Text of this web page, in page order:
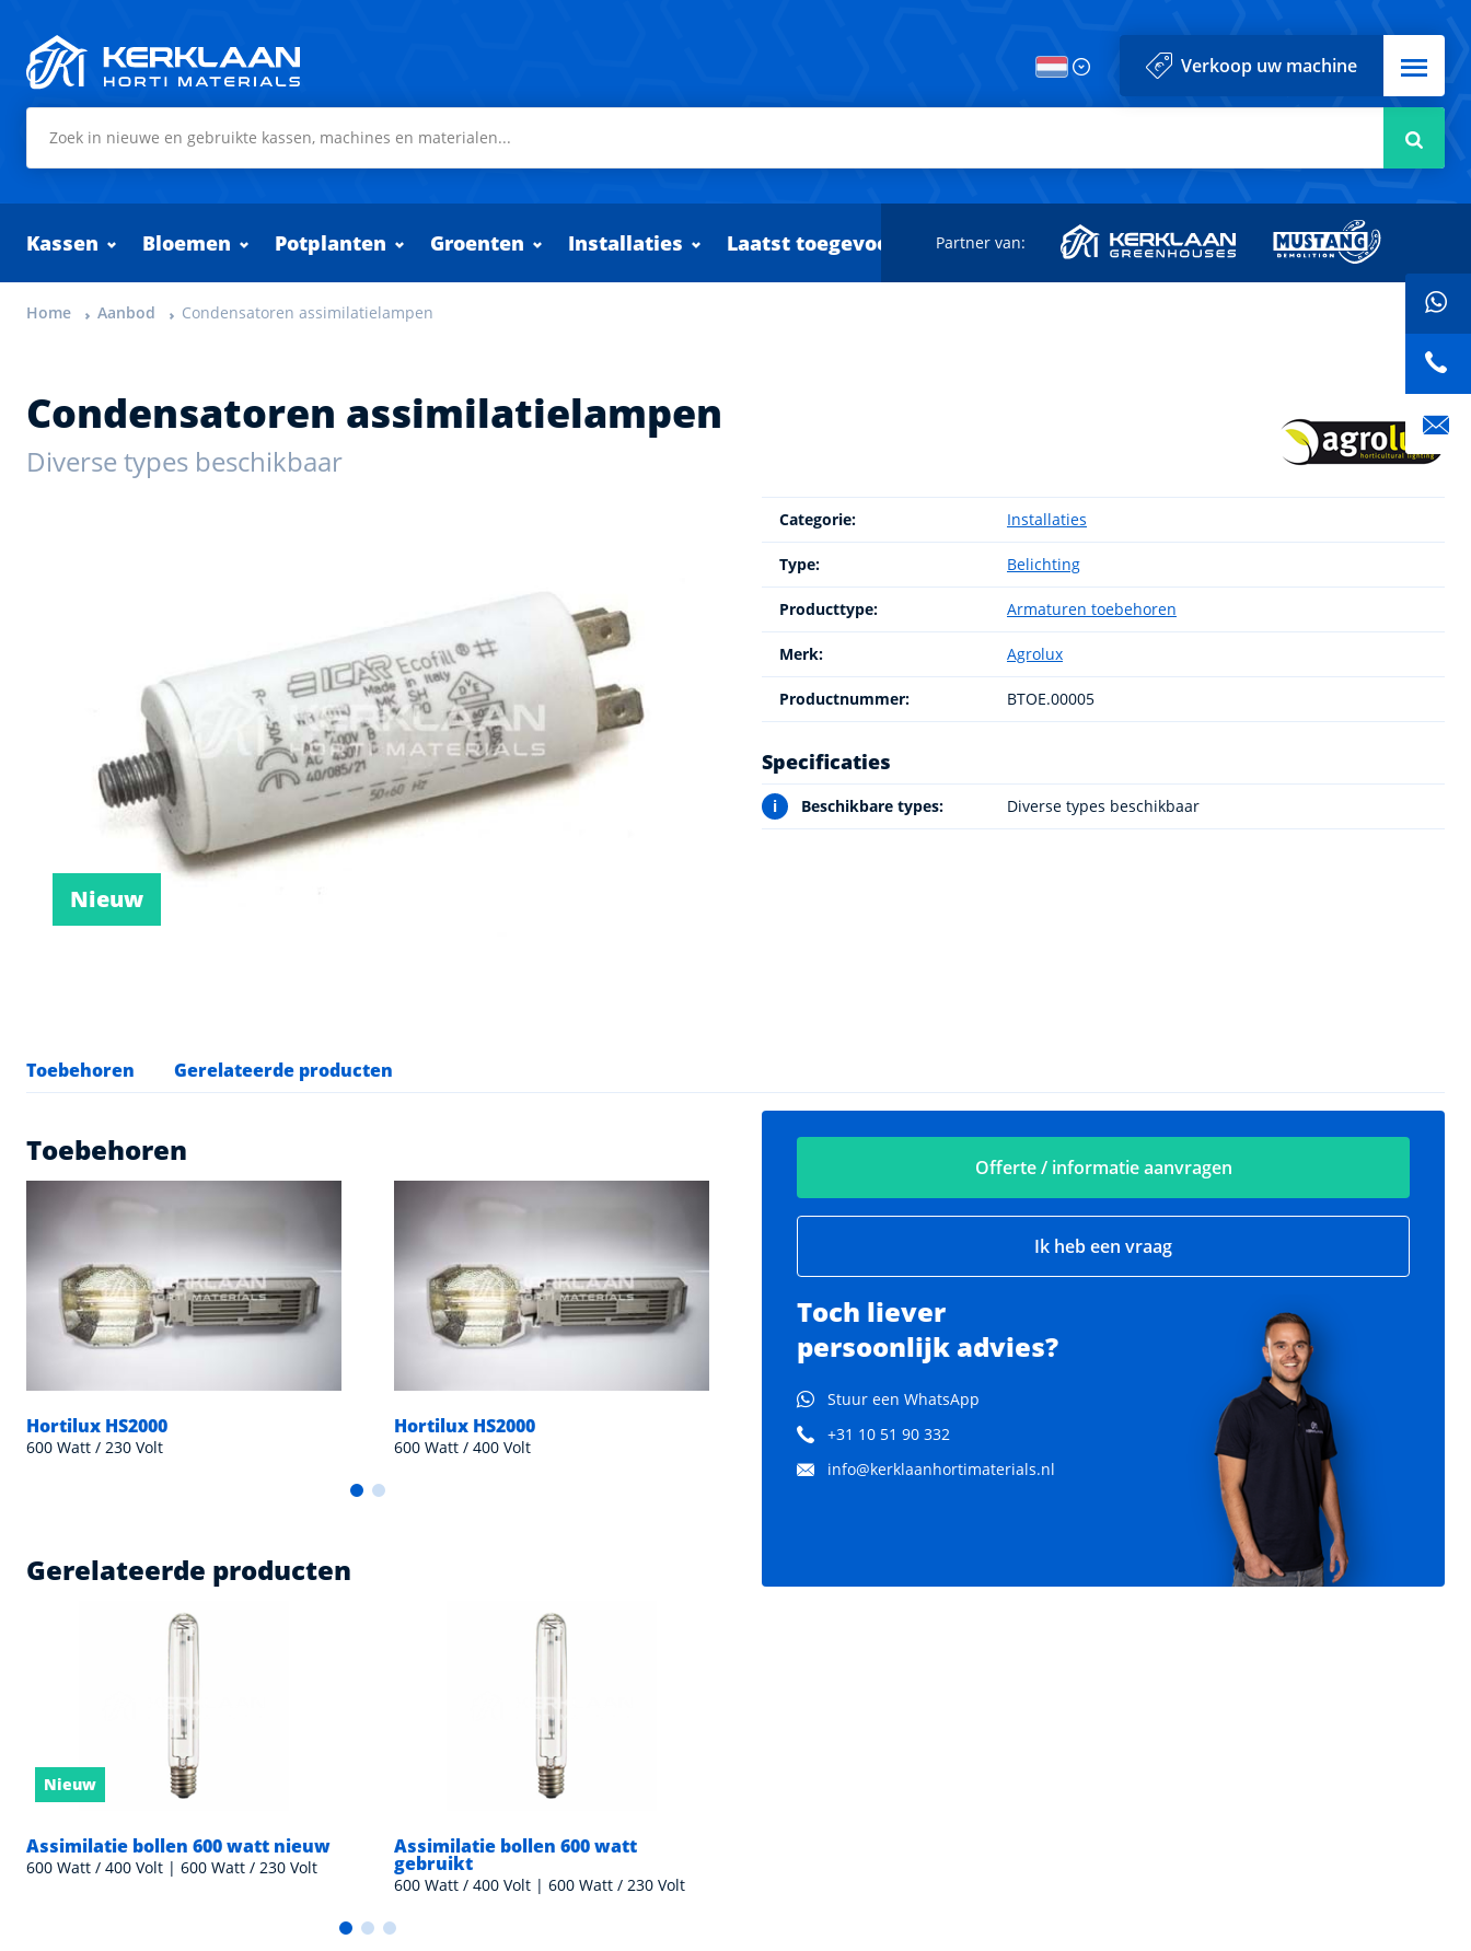
Verkoop uw machine Menu
Kassen Bloemen Potplanten Groenten Installaties Laatst toegevoegd Partner van:
Home Aanbod Condensatoren assimilatielampen
Condensatoren assimilatielampen
Diverse types beschikbaar
Nieuw
Categorie: Installaties
Type: Belichting
Producttype: Armaturen toebehoren
Merk: Agrolux
Productnummer: BTOE.00005
Specificaties
i Beschikbare types: Diverse types beschikbaar
Toebehoren Gerelateerde producten
Offerte / informatie aanvragen
Ik heb een vraag
Toch liever
persoonlijk advies?
Stuur een WhatsApp
+31 10 51 90 332
info@kerklaanhortimaterials.nl
Toebehoren
Hortilux HS2000
600 Watt / 230 Volt
Hortilux HS2000
600 Watt / 400 Volt
Lights Interaction
1000 Watt / 400 Volt
Gerelateerde producten
Nieuw
Assimilatie bollen 600 watt nieuw
600 Watt / 400 Volt | 600 Watt / 230 Volt
Assimilatie bollen 600 watt
gebruikt
600 Watt / 400 Volt | 600 Watt / 230 Volt